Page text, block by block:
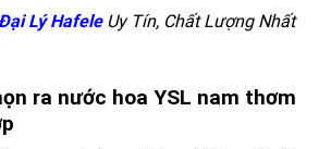
Đại Lý Hafele Uy Tín, Chất Lượng Nhất
ra nước hoa YSL nam thơm